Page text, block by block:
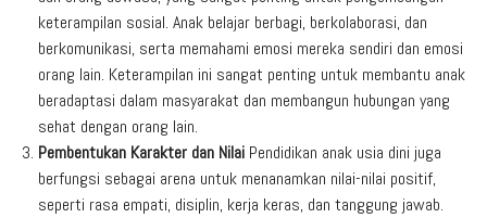
keterampilan sosial. Anak belajar berbagi, berkolaborasi, dan
berkomunikasi, serta memahami emosi mereka sendiri dan emosi
orang lain. Keterampilan ini sangat penting untuk membantu anak
beradaptasi dalam masyarakat dan membangun hubungan yang
sehat dengan orang lain.
Pembentukan Karakter dan Nilai Pendidikan anak usia dini juga
berfungsi sebagai arena untuk menanamkan nilai-nilai positif,
seperti rasa empati, disiplin, kerja keras, dan tanggung jawab.